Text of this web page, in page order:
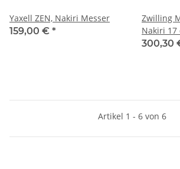
Yaxell ZEN, Nakiri Messer
159,00 € *
Zwilling
Nakiri 17
300,30
Artikel 1 - 6 von 6